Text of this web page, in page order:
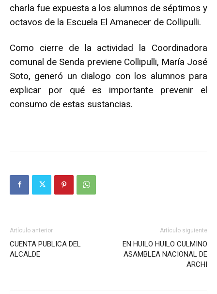
charla fue expuesta a los alumnos de séptimos y
octavos de la Escuela El Amanecer de Collipulli.
Como cierre de la actividad la Coordinadora
comunal de Senda previene Collipulli, María José
Soto, generó un dialogo con los alumnos para
explicar por qué es importante prevenir el
consumo de estas sustancias.
Artículo anterior
CUENTA PUBLICA DEL
ALCALDE
Artículo siguiente
EN HUILO HUILO CULMINO
ASAMBLEA NACIONAL DE
ARCHI